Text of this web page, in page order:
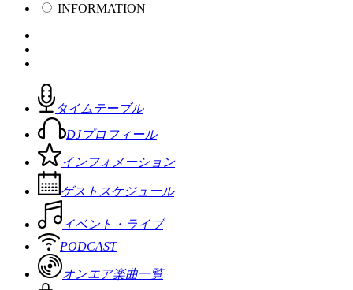
INFORMATION
タイムテーブル
DJプロフィール
インフォメーション
ゲストスケジュール
イベント・ライブ
PODCAST
オンエア楽曲一覧